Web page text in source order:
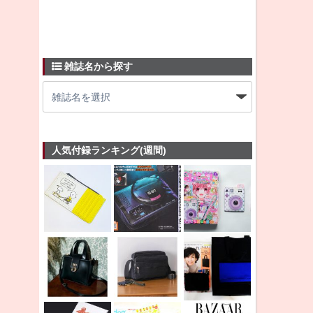
雑誌名から探す
人気付録ランキング(週間)